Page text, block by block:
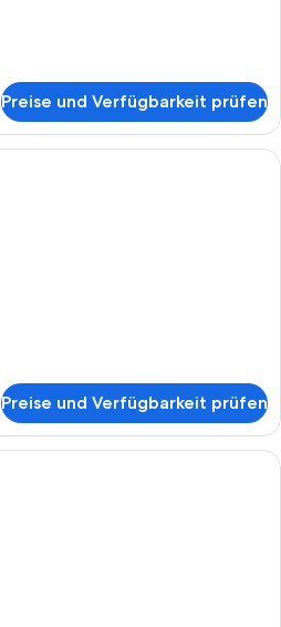
Preise und Verfügbarkeit prüfen
Ein Hotelzimmer mit zwei Betten,
Preise und Verfügbarkeit prüfen
Ein Hotelzimmer mit einem Bett,